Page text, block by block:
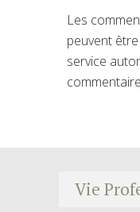
Les
peuvent être
service
Vie